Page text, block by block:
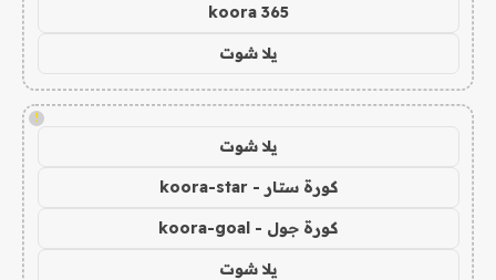
koora 365
يلا شوت
!
يلا شوت
كورة ستار - koora-star
كورة جول - koora-goal
يلا شوت